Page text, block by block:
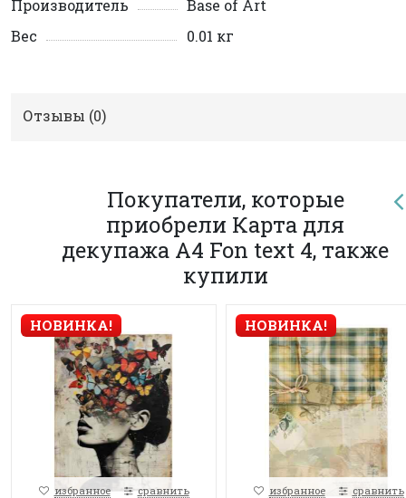
Производитель
Base of Art
Вес
0.01 кг
Отзывы (0)
Покупатели, которые
приобрели Карта для
декупажа А4 Fon text 4, также
купили
НОВИНКА!
избранное сравнить
НОВИНКА!
избранное сравнить